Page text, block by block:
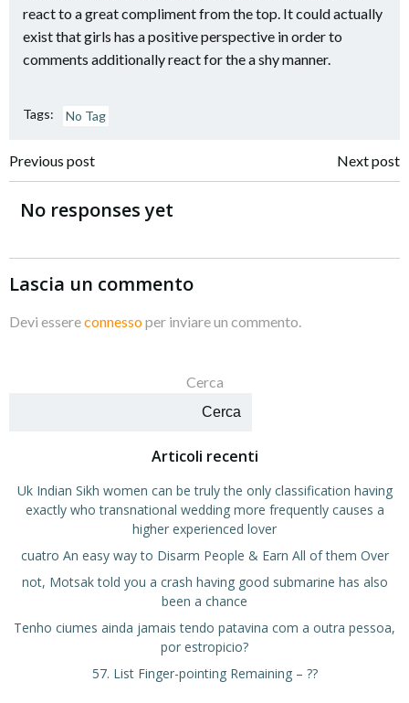
react to a great compliment from the top. It could actually
exist that girls has a positive perspective in order to
comments additionally react for the a shy manner.
Tags: No Tag
Navigazione
articoli
Previous post
Navigazione
Next post
No responses yet
Lascia un commento
Devi essereconnessoper inviare un commento.
Cerca
Cerca
Articoli recenti
Uk Indian Sikh women can be truly the only classification having
exactly who transnational wedding more frequently causes a
higher experienced lover
cuatro An easy way to Disarm People & Earn All of them Over
not, Motsak told you a crash having good submarine has also
been a chance
Tenho ciumes ainda jamais tendo patavina com a outra pessoa,
por estropicio?
57. List Finger-pointing Remaining – ??